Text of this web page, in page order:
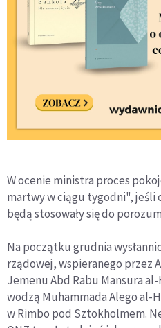
W ocenie ministra proces
martwy w ciągu tygodni",
będą stosowały się do
Na początku grudnia
rządowej, wspieranego przez
Jemenu Abd Rabu Mansura
wodzą Muhammada Alego al-
w Rimbo pod Sztokholmem.